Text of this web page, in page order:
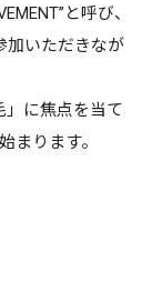
と呼び、
加いただきなが
」に焦点を当て
まります。